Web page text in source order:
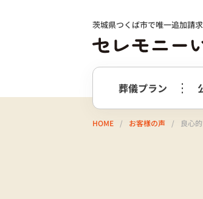
茨城県つくば市で唯一追加請
葬儀プラン
HOME お客様の声 良心